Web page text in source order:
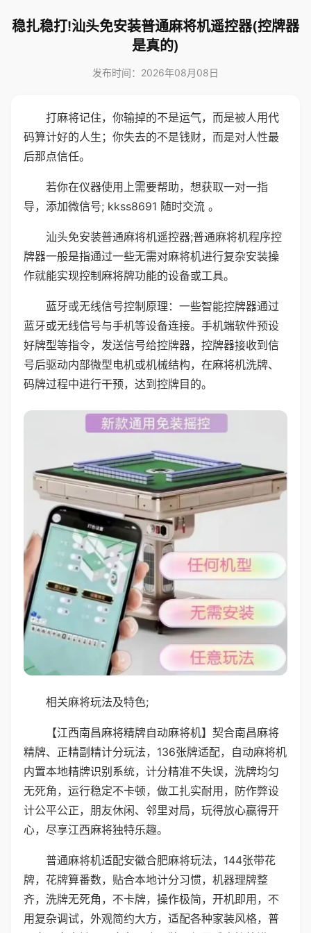
稳扎稳打!汕头免安装普通麻将机遥控器(控牌器
是真的)
发布时间：2026年08月08日
打麻将记住，你输掉的不是运气，而是被人用代
码算计好的人生；你失去的不是钱财，而是对人性最
后那点信任。
若你在仪器使用上需要帮助，想获取一对一指
导，添加微信号; kkss8691 随时交流 。
汕头免安装普通麻将机遥控器;普通麻将机程序控
牌器一般是指通过一些无需对麻将机进行复杂安装操
作就能实现控制麻将牌功能的设备或工具。
蓝牙或无线信号控制原理：一些智能控牌器通过
蓝牙或无线信号与手机等设备连接。手机端软件预设
好牌型等指令，发送信号给控牌器，控牌器接收到信
号后驱动内部微型电机或机械结构，在麻将机洗牌、
码牌过程中进行干预，达到控牌目的。
相关麻将玩法及特色;
【江西南昌麻将精牌自动麻将机】契合南昌麻将
精牌、正精副精计分玩法，136张牌适配，自动麻将机
内置本地精牌识别系统，计分精准不失误，洗牌均匀
无死角，运行稳定不卡顿，做工扎实耐用，防作弊设
计公平公正，朋友休闲、邻里对局，玩得放心赢得开
心，尽享江西麻将独特乐趣。
普通麻将机适配安徽合肥麻将玩法，144张带花
牌，花牌算番数，贴合本地计分习惯，机器理牌整
齐，洗牌无死角，不卡牌，操作极简，开机即用，不
用复杂调试，外观简约大方，适配各种家装风格，普